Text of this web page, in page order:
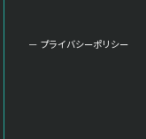
プライバシーポリシー